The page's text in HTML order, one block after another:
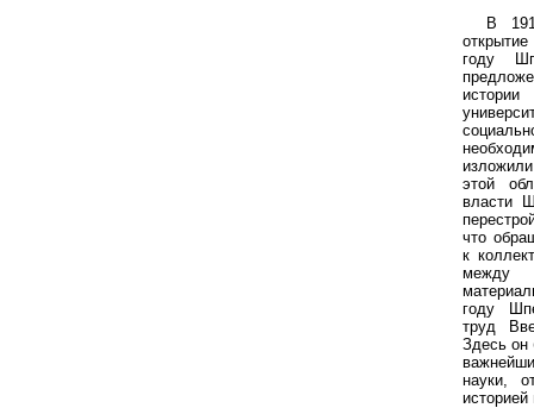
В
открытие
году
этой
власти
что
к
году
труд
Здесь он
науки,
историей